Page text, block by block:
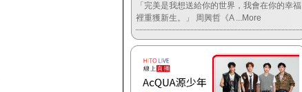
【HitFm正在進行】
OH YA DJ-木木
【Next】
(聯播)夜貓DJ-Dennis
「完美是我想送給你的世界，我會在你的幸福
裡重獲新生。」 周興哲《A ...More